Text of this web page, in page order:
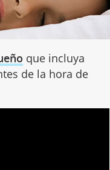
que incluya
de la hora de